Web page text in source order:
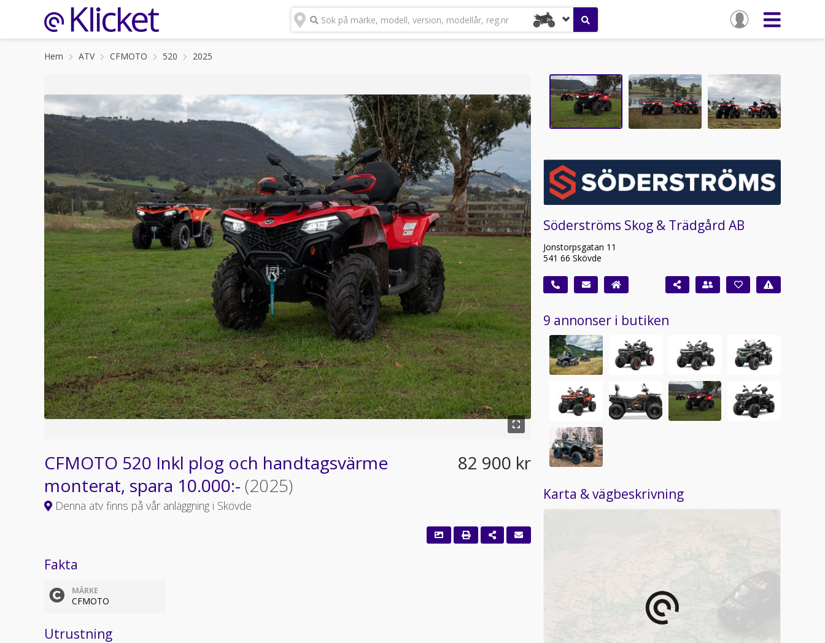
Sök på märke, modell, version, modellår, reg.nr
Hem ATV CFMOTO 520 2025
CFMOTO 520 Inkl plog och handtagsvärme
monterat, spara 10.000:- (2025)
Denna atv finns på vår anläggning i Skövde
82 900 kr
Fakta
MÄRKE
CFMOTO
Utrustning
Söderströms Skog & Trädgård AB
Jonstorpsgatan 11
541 66 Skövde
9 annonser i butiken
Karta & vägbeskrivning